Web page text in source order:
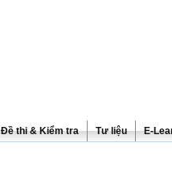
Đề thi & Kiểm tra Tư liệu E-